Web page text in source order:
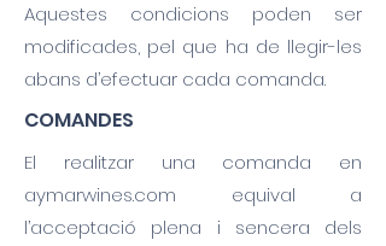
Aquestes condicions poden ser
modificades, pel que ha de llegir-les
abans d’efectuar cada comanda.
COMANDES
El realitzar una comanda en
aymarwines.com equival a
l’acceptació plena i sencera dels